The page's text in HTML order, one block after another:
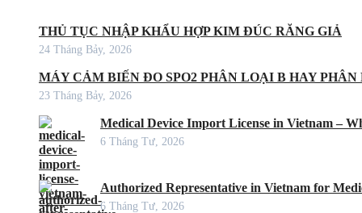
THỦ TỤC NHẬP KHẨU HỢP KIM ĐÚC RĂNG GIẢ
24 Tháng Bảy, 2026
MÁY CẢM BIẾN ĐO SPO2 PHÂN LOẠI B HAY PHÂN
23 Tháng Bảy, 2026
Medical Device Import License in Vietnam –
6 Tháng Tư, 2026
Authorized Representative in Vietnam for
6 Tháng Tư, 2026